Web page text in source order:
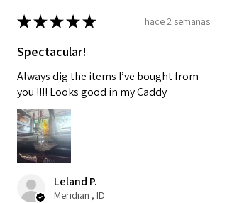
★★★★★ hace 2 semanas
Spectacular!
Always dig the items I’ve bought from
you !!!! Looks good in my Caddy
Leland P.
Meridian , ID